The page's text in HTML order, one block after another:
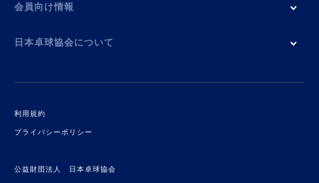
会員向け情報
日本卓球協会について
利用規約
プライバシーポリシー
公益財団法人 日本卓球協会